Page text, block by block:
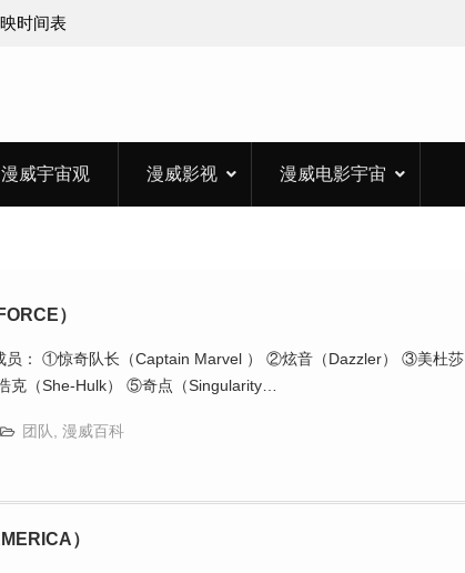
时间表
漫威宇宙观 漫威影视 漫威电影宇宙
）
员： ①惊奇队长（Captain Marvel ） ②炫音（Dazzler） ③美杜莎
克（She-Hulk） ⑤奇点（Singularity…
团队 漫威百科
）